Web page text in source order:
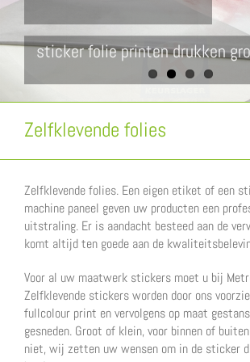
sticker folie printen drukken
Zelfklevende folies
Zelfklevende folies. Een eigen etiket of een
machine paneel geven uw producten een
uitstraling. Er is aandacht besteed aan de
komt altijd ten goede aan de
Voor al uw maatwerk stickers moet u bij
Zelfklevende stickers worden door ons
fullcolour print en vervolgens op maat
gesneden. Groot of klein, voor binnen of
niet, wij zetten uw wensen om in de sticker